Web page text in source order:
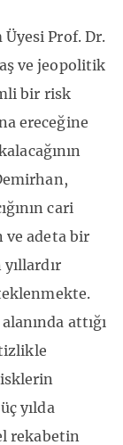
Prof. Dr.
ve jeopolitik
bir risk
ereceğine
cari
ve adeta bir
attığı
yılda
rekabetin